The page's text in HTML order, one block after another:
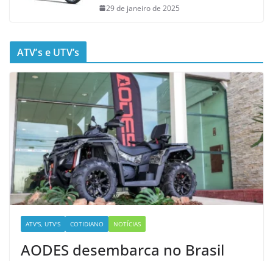
29 de janeiro de 2025
ATV’s e UTV’s
ATV'S, UTV'S COTIDIANO NOTÍCIAS
AODES desembarca no Brasil